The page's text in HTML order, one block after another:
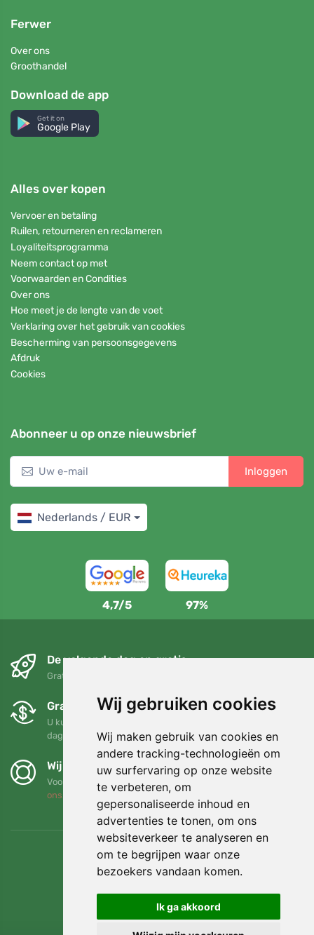
Wij gebruiken cookies
Wij maken gebruik van cookies en
andere tracking-technologieën om
uw surfervaring op onze website
te verbeteren, om
gepersonaliseerde inhoud en
advertenties te tonen, om ons
websiteverkeer te analyseren en
om te begrijpen waar onze
bezoekers vandaan komen.
Ik ga akkoord
Ferwer
Over ons
Groothandel
Download de app
Get it on
Google Play
Alles over kopen
Vervoer en betaling
Ruilen, retourneren en reclameren
Loyaliteitsprogramma
Neem contact op met
Voorwaarden en Condities
Over ons
Hoe meet je de lengte van de voet
Verklaring over het gebruik van cookies
Bescherming van persoonsgegevens
Afdruk
Cookies
Abonneer u op onze nieuwsbrief
Inloggen
Nederlands / EUR
4,7/5 97%
De volgende dag en gratis
Gratis verzending voor bestellingen boven 95 EUR
Gratis ruilen en retourneren
U kunt uw bestelling op elk gewenst moment binnen 90
dagen retourneren of ruilen
Wij steunen Trees.org
Voor elke bestelling planten we een boom! Lees meer
ons